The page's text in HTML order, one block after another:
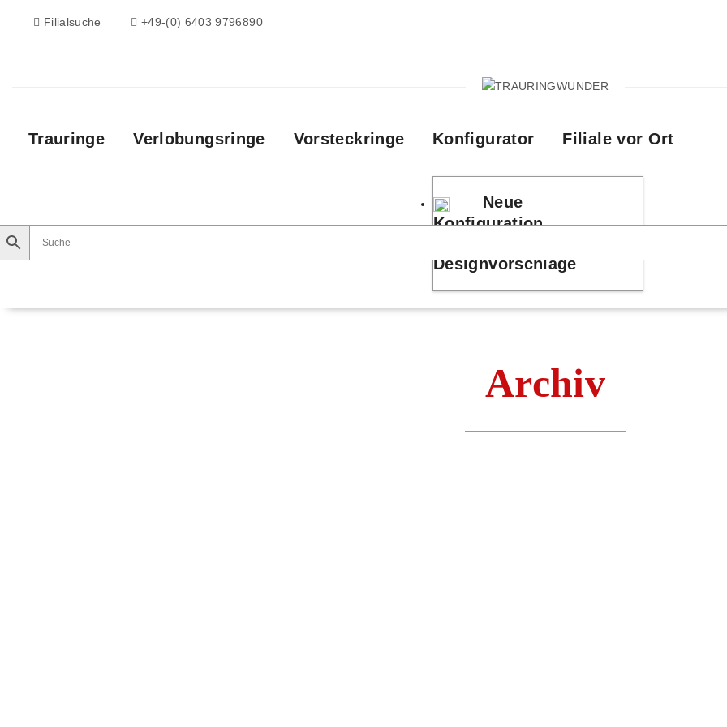
Filialsuche +49-(0) 6403 9796890
Trauringe Verlobungsringe Vorsteckringe Konfigurator
Neue
Konfiguration
Designvorschläge
Filiale vor Ort
Archiv